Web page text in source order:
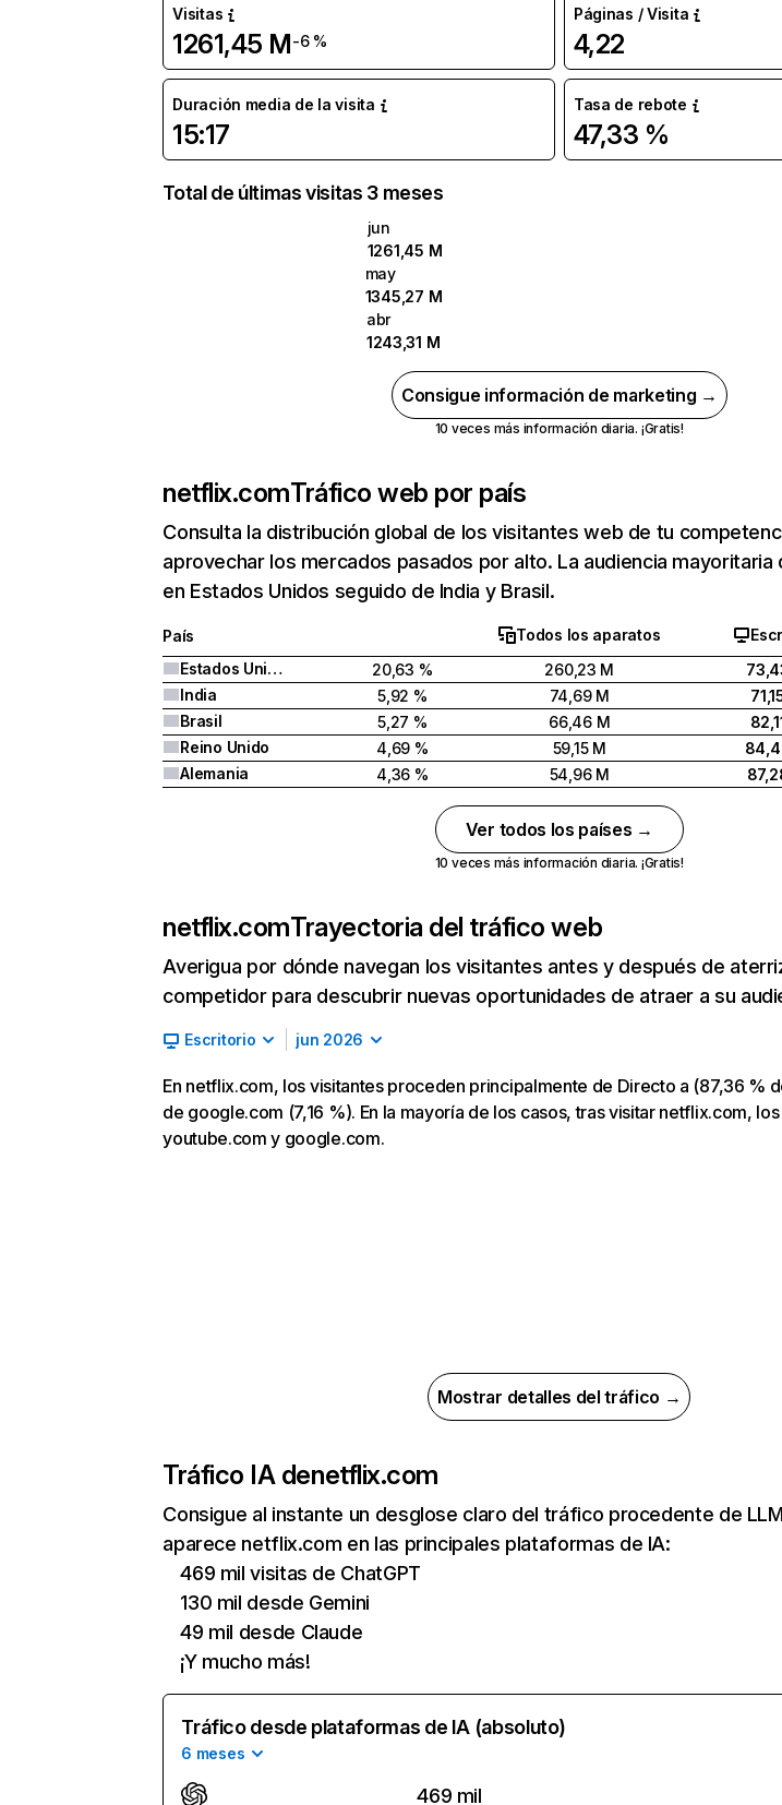
Visitas
1261,45 M-6 %
Páginas / Visita
4,22
Duración media de la visita
15:17
Tasa de rebote
47,33 %
Total de últimas visitas 3 meses
jun
1261,45 M
may
1345,27 M
abr
1243,31 M
Consigue información de marketing →
10 veces más información diaria. ¡Gratis!
netflix.comTráfico web por país
Consulta la distribución global de los visitantes web de tu
aprovechar los mercados pasados por alto. La audiencia
en Estados Unidos seguido de India y Brasil.
País Todos los aparatos
Estados Unidos
20,63 % 260,23 M
India
5,92 % 74,69 M
Brasil
5,27 % 66,46 M
Reino Unido
4,69 % 59,15 M
Alemania
4,36 % 54,96 M
Ver todos los países →
10 veces más información diaria. ¡Gratis!
netflix.comTrayectoria del tráfico web
Averigua por dónde navegan los visitantes antes y después de
competidor para descubrir nuevas oportunidades de atraer a su
Escritorio jun 2026
En netflix.com, los visitantes proceden principalmente de Directo a (87,36 %
de google.com (7,16 %). En la mayoría de los casos, tras visitar netflix.com,
youtube.com y google.com.
Mostrar detalles del tráfico →
Tráfico IA denetflix.com
Consigue al instante un desglose claro del tráfico procedente de
aparece netflix.com en las principales plataformas de IA:
469 mil visitas de ChatGPT
130 mil desde Gemini
49 mil desde Claude
¡Y mucho más!
Tráfico desde plataformas de IA (absoluto)
6 meses
469 mil